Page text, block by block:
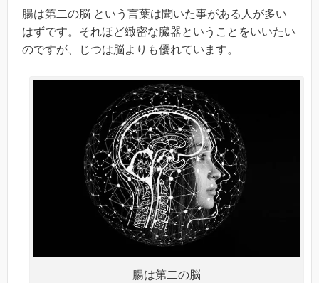
腸は第二の脳 という言葉は聞いた事がある人が多い
はずです。それほど緻密な臓器ということをいいたい
のですが、じつは脳よりも優れています。
腸は第二の脳